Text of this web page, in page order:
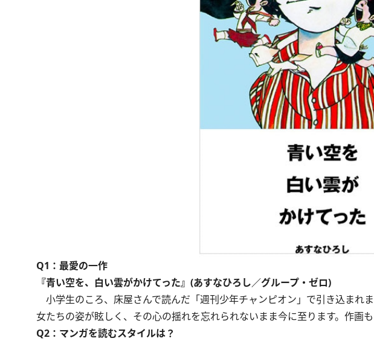
Q1：最愛の一作
『青い空を、白い雲がかけてった』(あすなひろし／グループ・ゼロ)
小学生のころ、床屋さんで読んだ「週刊少年チャンピオン」で引き込まれ
女たちの姿が眩しく、その心の揺れを忘れられないまま今に至ります。作画
Q2：マンガを読むスタイルは？